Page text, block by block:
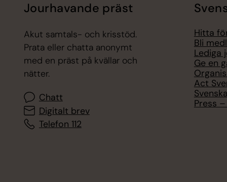
Jourhavande präst
Akut samtals- och krisstöd.
Prata eller chatta anonymt
med en präst på kvällar och
nätter.
Chatt
Digitalt brev
Telefon 112
Hitta
Bli
Lediga
Ge en
Act
Press